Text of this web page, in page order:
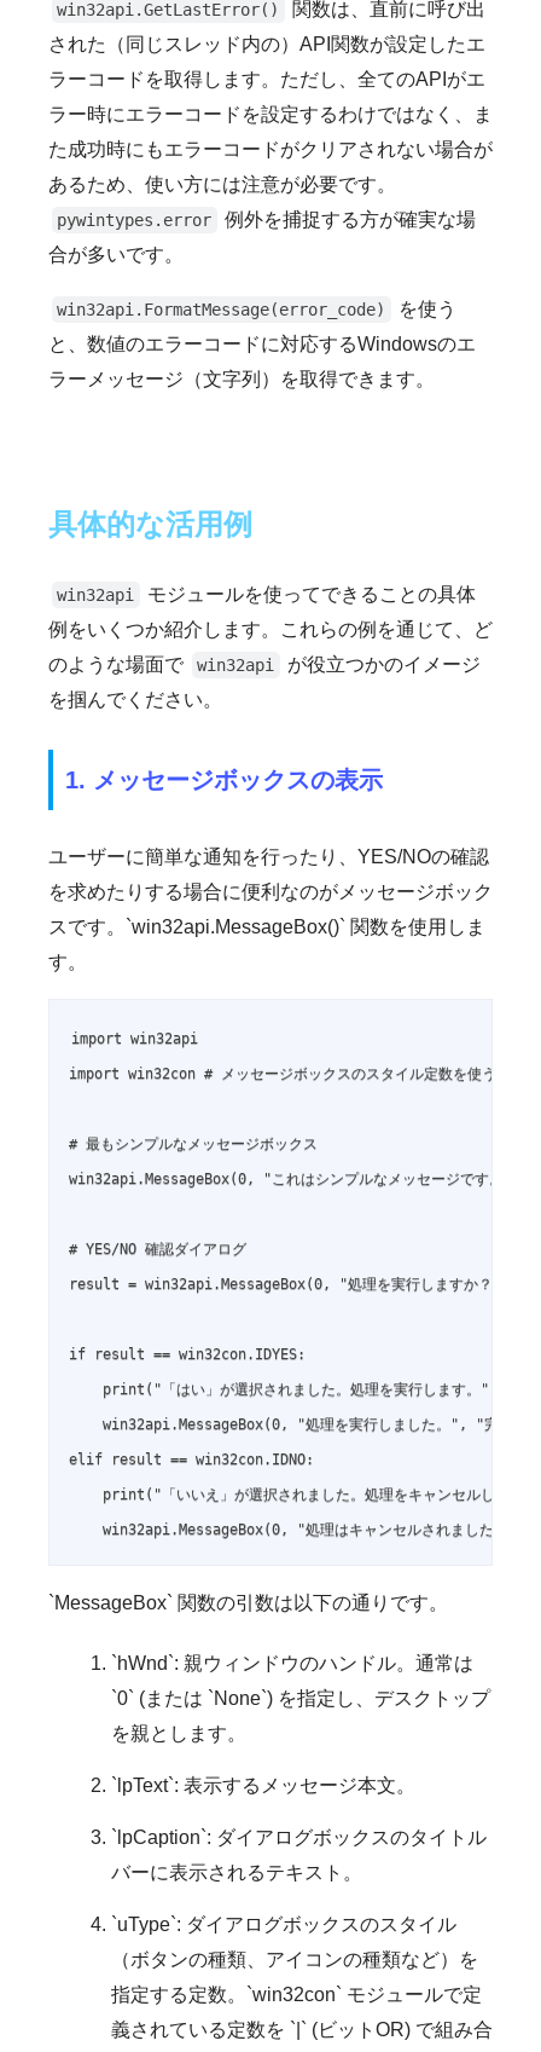
win32api.GetLastError()
関数は、直前に呼び出
された（同じスレッド内の）API関数が設定したエ
ラーコードを取得します。ただし、全てのAPIがエ
ラー時にエラーコードを設定するわけではなく、ま
た成功時にもエラーコードがクリアされない場合が
あるため、使い方には注意が必要です。
pywintypes.error
例外を捕捉する方が確実な場
合が多いです。
win32api.FormatMessage(error_code)
を使う
と、数値のエラーコードに対応するWindowsのエ
ラーメッセージ（文字列）を取得できます。
具体的な活用例
win32api
モジュールを使ってできることの具体
例をいくつか紹介します。これらの例を通じて、ど
のような場面で
win32api
が役立つかのイメージ
を掴んでください。
1. メッセージボックスの表示
ユーザーに簡単な通知を行ったり、YES/NOの確認
を求めたりする場合に便利なのがメッセージボック
スです。`win32api.MessageBox()` 関数を使用しま
す。
import win32api
import win32con # メッセージボックスのスタイル定数を使うため
# 最もシンプルなメッセージボックス
win32api.MessageBox(0, "これはシンプルなメッセージです。",
# YES/NO 確認ダイアログ
result = win32api.MessageBox(0, "処理を実行しますか？", "確
if result == win32con.IDYES:
    print("「はい」が選択されました。処理を実行します。")
win32api.MessageBox(0, "処理を実行しました。", "完了
elif result == win32con.IDNO:
print("「いいえ」が選択されました。処理をキャンセルします
`MessageBox` 関数の引数は以下の通りです。
`hWnd`: 親ウィンドウのハンドル。通常は
`0` (または `None`) を指定し、デスクトップ
を親とします。
`lpText`: 表示するメッセージ本文。
`lpCaption`: ダイアログボックスのタイトル
バーに表示されるテキスト。
`uType`: ダイアログボックスのスタイル
（ボタンの種類、アイコンの種類など）を
指定する定数。`win32con` モジュールで定
義されている定数を `|` (ビットOR) で組み合